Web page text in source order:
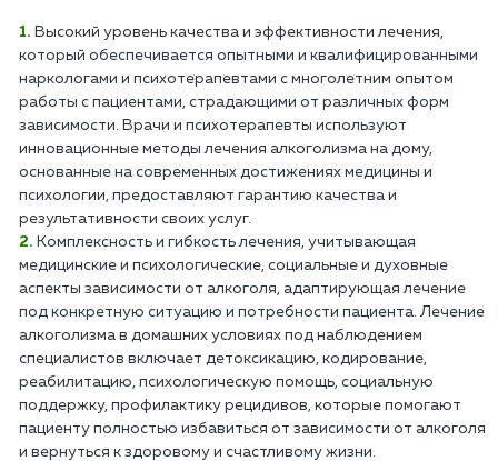
Высокий уровень качества и эффективности лечения,
который обеспечивается опытными и квалифицированными
наркологами и психотерапевтами с многолетним опытом
работы с пациентами, страдающими от различных форм
зависимости. Врачи и психотерапевты используют
инновационные методы лечения алкоголизма на дому,
основанные на современных достижениях медицины и
психологии, предоставляют гарантию качества и
результативности своих услуг.
Комплексность и гибкость лечения, учитывающая
медицинские и психологические, социальные и духовные
аспекты зависимости от алкоголя, адаптирующая лечение
под конкретную ситуацию и потребности пациента. Лечение
алкоголизма в домашних условиях под наблюдением
специалистов включает детоксикацию, кодирование,
реабилитацию, психологическую помощь, социальную
поддержку, профилактику рецидивов, которые помогают
пациенту полностью избавиться от зависимости от алкоголя
и вернуться к здоровому и счастливому жизни.